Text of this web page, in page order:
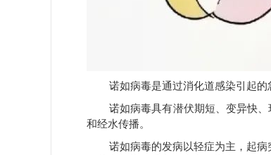
诺如病毒是通过消化道感染引起
诺如病毒具有潜伏期短、变异快
和经水传播。
诺如病毒的发病以轻症为主，起病